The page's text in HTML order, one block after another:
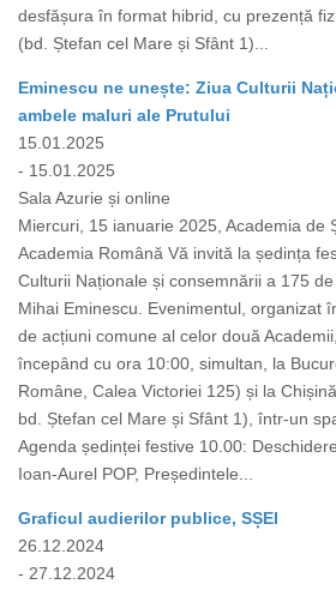
desfășura în format hibrid, cu prezență
(bd. Ștefan cel Mare și Sfânt 1)...
Eminescu ne unește: Ziua Culturii
ambele maluri ale Prutului
15.01.2025
- 15.01.2025
Sala Azurie și online
Miercuri, 15 ianuarie 2025, Academia de
Academia Română Vă invită la ședința
Culturii Naționale și consemnării a 175
Mihai Eminescu. Evenimentul, organizat
de acțiuni comune al celor două
începând cu ora 10:00, simultan, la
Române, Calea Victoriei 125) și la
bd. Ștefan cel Mare și Sfânt 1), într-un
Agenda ședinței festive 10.00:
Ioan-Aurel POP, Președintele...
Graficul audierilor publice, SȘEI
26.12.2024
- 27.12.2024